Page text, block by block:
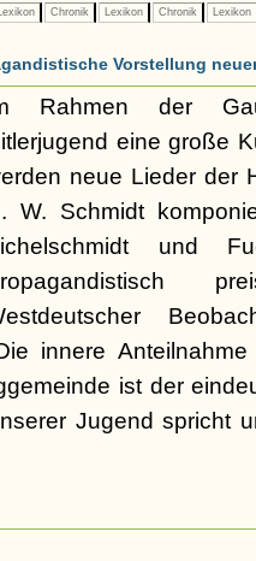
Chronik Lexikon Chronik Lexikon
Vorstellung
Rahmen der
eine große
neue Lieder der
W. Schmidt
und
innere
ist der
Jugend spricht